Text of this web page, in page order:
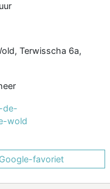
Terwisscha 6a,
de-
wold
favoriet